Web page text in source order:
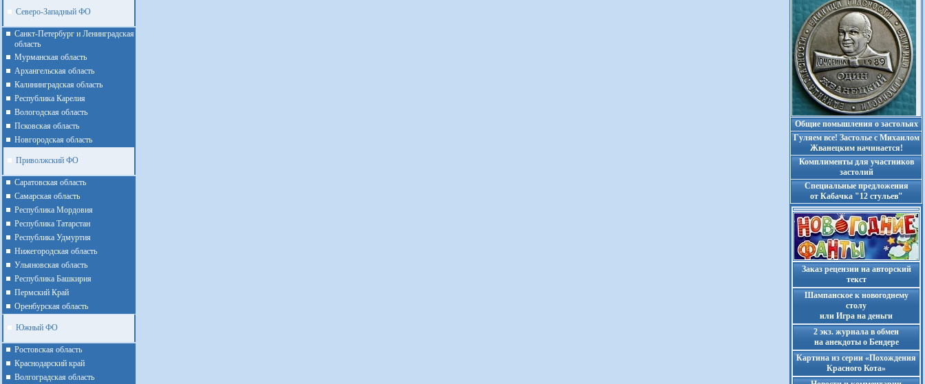
Северо-Западный ФО
Санкт-Петербург и Ленинградская
область
Мурманская область
Архангельская область
Калининградская область
Республика Карелия
Вологодская область
Псковская область
Новгородская область
Приволжский ФО
Cаратовская область
Cамарская область
Республика Мордовия
Республика Татарстан
Республика Удмуртия
Нижегородская область
Ульяновская область
Республика Башкирия
Пермский Край
Оренбурская область
Южный ФО
Ростовская область
Краснодарский край
Волгоградская область
Общие помышления о застольях
Гуляем все! Застолье с Михаилом
Жванецким начинается!
Комплименты для участников
застолий
Cпециальные предложения
от Кабачка "12 стульев"
Заказ рецензии на авторский
текст
Шампанское к новогоднему
столу
или Игра на деньги
2 экз. журнала в обмен
на анекдоты о Бендере
Картина из серии «Похождения
Красного Кота»